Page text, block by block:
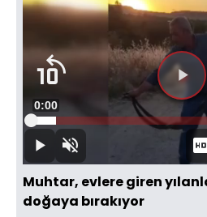
OynatSesi
Aç
Süre
0:00
Yüklendi:
8.22%
Muhtar, evlere giren
doğaya bırakıyor